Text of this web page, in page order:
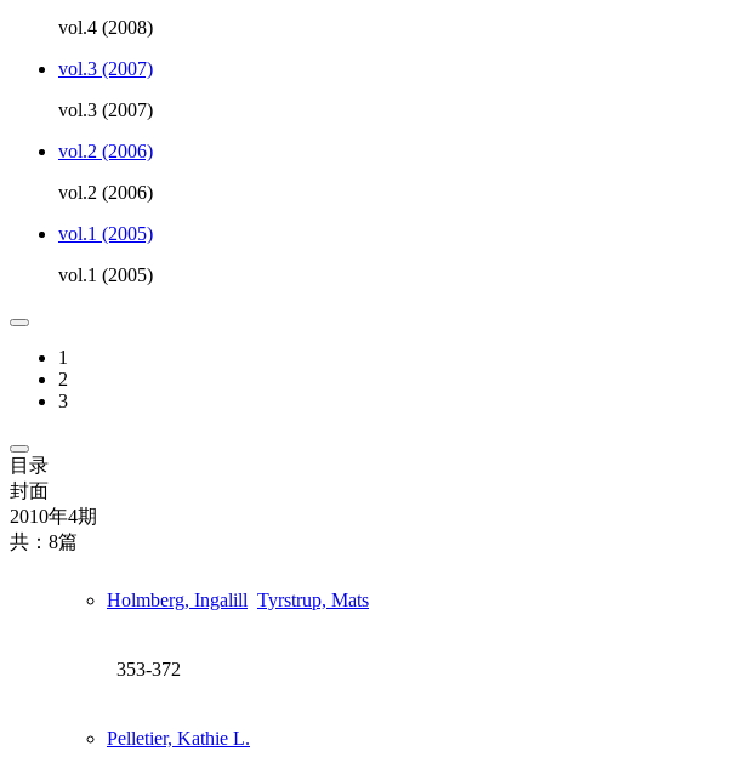
vol.4 (2008)
vol.3 (2007)
vol.3 (2007)
vol.2 (2006)
vol.2 (2006)
vol.1 (2005)
vol.1 (2005)
1
2
3
目录
封面
2010年4期
共：8篇
Holmberg, Ingalill Tyrstrup, Mats
353-372
Pelletier, Kathie L.